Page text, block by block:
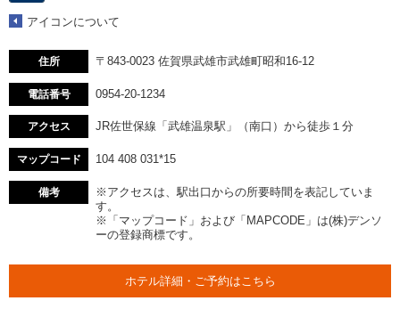
アイコンについて
住所 〒843-0023 佐賀県武雄市武雄町昭和16-12
電話番号 0954-20-1234
アクセス JR佐世保線「武雄温泉駅」（南口）から徒歩１分
マップコード 104 408 031*15
備考
※アクセスは、駅出口からの所要時間を表記していま
す。
※「マップコード」および「MAPCODE」は(株)デンソ
ーの登録商標です。
ホテル詳細・ご予約はこちら